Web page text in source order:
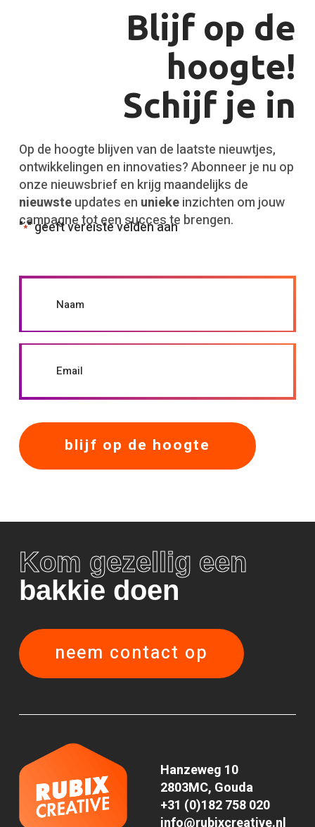
Blijf op de
hoogte!
Schijf je in
Op de hoogte blijven van de laatste nieuwtjes,
ontwikkelingen en innovaties? Abonneer je nu op
onze nieuwsbrief en krijg maandelijks de
nieuwsteupdates en uniekeinzichten om jouw
campagne tot een succes te brengen.
"*" geeft vereiste velden aan
Kom gezellig een
bakkie doen
neem contact op
Hanzeweg 10
2803MC, Gouda
+31 (0)182 758 020
info@rubixcreative.nl